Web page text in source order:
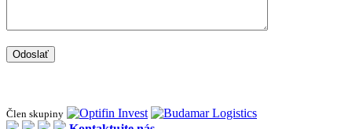
Odoslať
Člen skupiny